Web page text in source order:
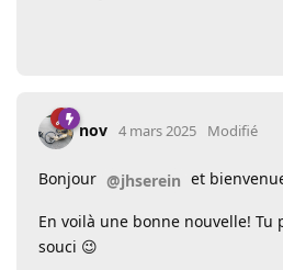
nov 4 mars 2025 Modifié
Bonjour @jhserein et
En voilà une bonne nouvelle! Tu
souci 😉